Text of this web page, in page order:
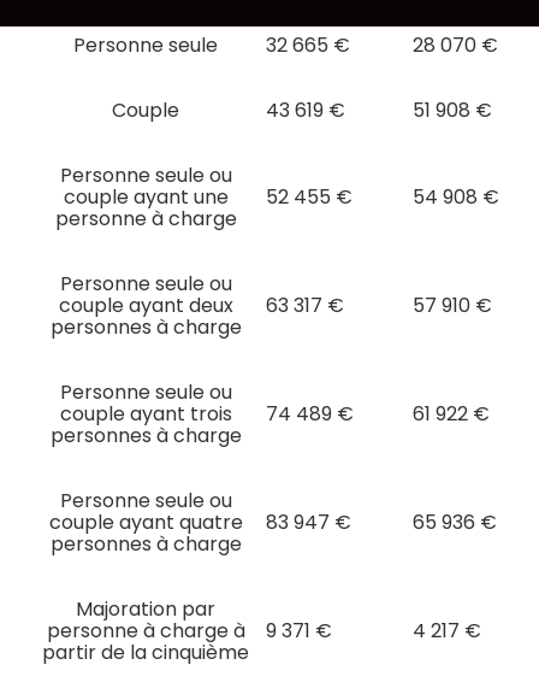
Personne seule 32 665 € 28 070 €
Couple 43 619 € 51 908 €
Personne seule ou
couple ayant une
personne à charge
52 455 € 54 908 €
Personne seule ou
couple ayant deux
personnes à charge
63 317 € 57 910 €
Personne seule ou
couple ayant trois
personnes à charge
74 489 € 61 922 €
Personne seule ou
couple ayant quatre
personnes à charge
83 947 € 65 936 €
Majoration par
personne à charge à
partir de la cinquième
9 371 € 4 217 €